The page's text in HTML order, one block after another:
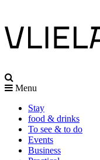
Menu
Stay
food & drinks
To see & to do
Events
Business